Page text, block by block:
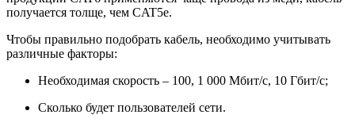
получается толще, чем CAT5e.
Чтобы правильно подобрать кабель, необходимо учитывать
различные факторы:
Необходимая скорость – 100, 1 000 Мбит/с, 10 Гбит/с;
Сколько будет пользователей сети.